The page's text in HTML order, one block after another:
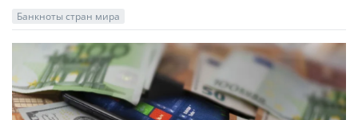
Банкноты стран мира